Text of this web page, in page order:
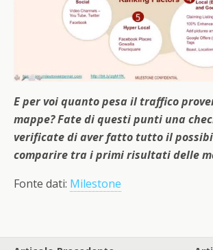
E per voi quanto pesa il traffico
mappe? Fate di questi punti una
verificate di aver fatto tutto il
comparire tra i primi risultati delle
Fonte dati: Milestone